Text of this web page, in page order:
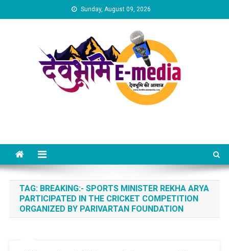
to
Sunday, August 09, 2026
TAG: BREAKING:- SPORTS MINISTER REKHA ARYA
PARTICIPATED IN THE CRICKET COMPETITION
ORGANIZED BY PARIVARTAN FOUNDATION